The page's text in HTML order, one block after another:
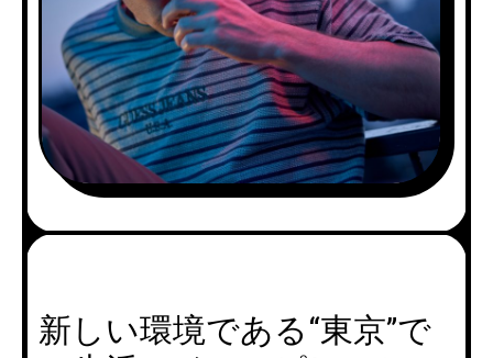
新しい環境である“東京”で